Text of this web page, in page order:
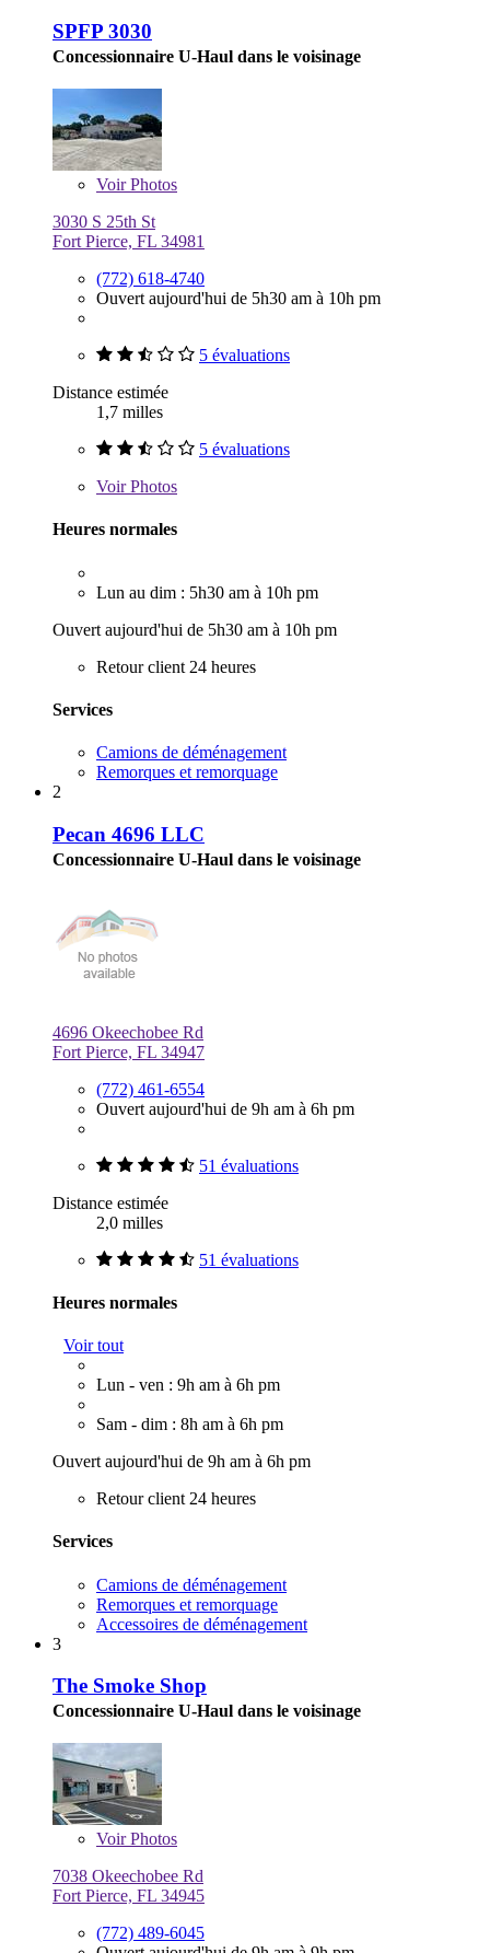
SPFP 3030
Concessionnaire U-Haul dans le voisinage
VoirPhotos
3030 S 25th St
Fort Pierce, FL 34981
(772) 618-4740
Ouvert aujourd'hui de 5h30 am à 10h pm
5 évaluations
Distance estimée
1,7 milles
5 évaluations
VoirPhotos
Heures normales
Lun au dim : 5h30 am à 10h pm
Ouvert aujourd'hui de 5h30 am à 10h pm
Retour client 24 heures
Services
Camions de déménagement
Remorques et remorquage
2
Pecan 4696 LLC
Concessionnaire U-Haul dans le voisinage
4696 Okeechobee Rd
Fort Pierce, FL 34947
(772) 461-6554
Ouvert aujourd'hui de 9h am à 6h pm
51 évaluations
Distance estimée
2,0 milles
51 évaluations
Heures normales
Voir tout
Lun - ven : 9h am à 6h pm
Sam - dim : 8h am à 6h pm
Ouvert aujourd'hui de 9h am à 6h pm
Retour client 24 heures
Services
Camions de déménagement
Remorques et remorquage
Accessoires de déménagement
3
The Smoke Shop
Concessionnaire U-Haul dans le voisinage
VoirPhotos
7038 Okeechobee Rd
Fort Pierce, FL 34945
(772) 489-6045